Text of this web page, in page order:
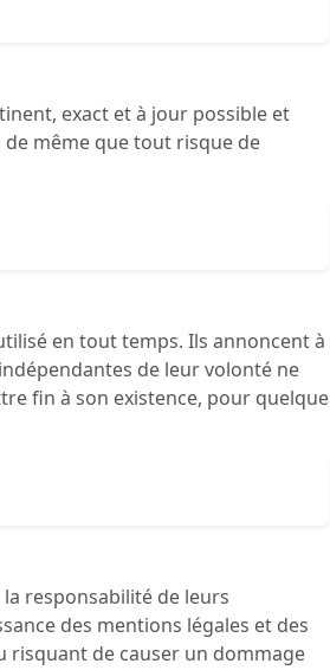
exact et à jour possible et
de même que tout risque de
en tout temps. Ils annoncent à
de leur volonté ne
fin à son existence, pour quelque
la responsabilité de leurs
des mentions légales et des
risquant de causer un dommage